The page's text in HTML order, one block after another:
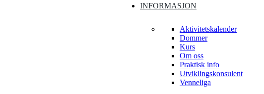
INFORMASJON
Aktivitetskalender
Dommer
Kurs
Om oss
Praktisk info
Utviklingskonsulent
Venneliga